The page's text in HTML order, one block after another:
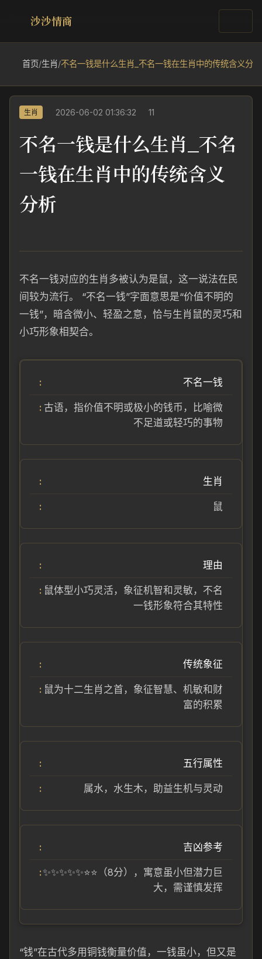
沙沙情商
首页/生肖/不名一钱是什么生肖_不名一钱在生肖中的传统含义分析
生肖 2026-06-02 01:36:32 11
不名一钱是什么生肖_不名
一钱在生肖中的传统含义
分析
不名一钱对应的生肖多被认为是鼠，这一说法在民
间较为流行。 “不名一钱”字面意思是“价值不明的
一钱”，暗含微小、轻盈之意，恰与生肖鼠的灵巧和
小巧形象相契合。
不名一钱
古语，指价值不明或极小的钱币，比喻微
不足道或轻巧的事物
生肖
鼠
理由
鼠体型小巧灵活，象征机智和灵敏，不名
一钱形象符合其特性
传统象征
鼠为十二生肖之首，象征智慧、机敏和财
富的积累
五行属性
属水，水生木，助益生机与灵动
吉凶参考
✨✨✨✨✨⭐⭐（8分），寓意虽小但潜力巨
大，需谨慎发挥
“钱”在古代多用铜钱衡量价值，一钱虽小，但又是